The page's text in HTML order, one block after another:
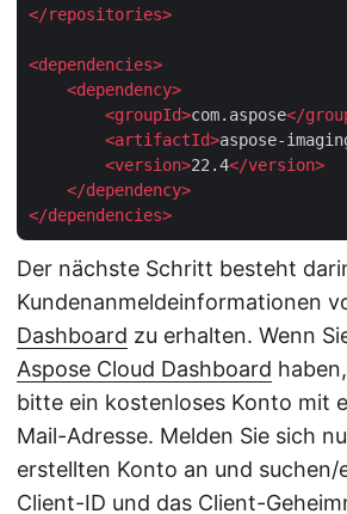
</repositories>
<dependencies>
<dependency>
<groupId>com.aspose</
<artifactId>aspose-
<version>22.4</version>
</dependency>
</dependencies>
Der nächste Schritt besteht
Kundenanmeldeinformationen
Dashboard zu erhalten. Wenn
Aspose Cloud Dashboard
bitte ein kostenloses Konto mit
Mail-Adresse. Melden Sie sich
erstellten Konto an und suchen/
Client-ID und das Client-